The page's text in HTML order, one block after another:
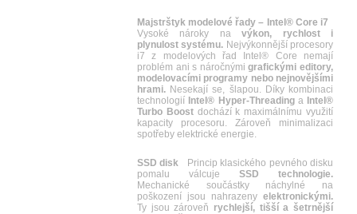
Majstrštyk modelové řady – Intel® Core i7
Vysoké nároky navýkon, rychlost i
plynulost systému. Nejvýkonnější procesory
i7 z modelových řad Intel® Core nemají
problém ani s náročnýmigrafickými editory,
modelovacími programy nebo nejnovějšími
hrami. Nesekají se, šlapou. Díky kombinaci
technologií
Intel® Hyper-Threadinga Intel®
Turbo Boostdochází k maximálnímu využití
kapacity procesoru. Zároveň minimalizaci
spotřeby elektrické energie.
SSD disk Princip klasického pevného disku
pomalu válcuje SSD technologie.
Mechanické součástky náchylné na
poškození jsou nahrazeny elektronickými.
Ty jsou zároveň rychlejší, tišší a šetrnější